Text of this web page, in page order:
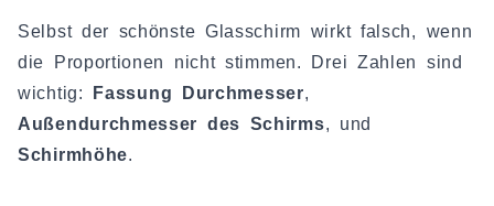
Selbst der schönste Glasschirm wirkt falsch, wenn
die Proportionen nicht stimmen. Drei Zahlen sind
wichtig:
Fassung Durchmesser,
Außendurchmesser des Schirms, und
Schirmhöhe.